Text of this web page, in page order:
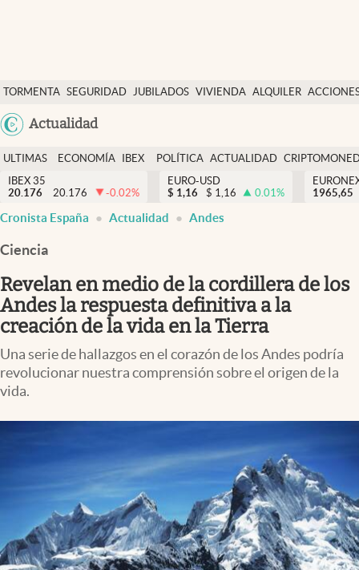
TORMENTA SEGURIDAD JUBILADOS VIVIENDA ALQUILER
USA
Actualidad
Economía y finanzas
Política
Actualidad
Criptomonedas
España
ULTIMAS
NOTICIAS
ECONOMÍA
FINANZAS
IBEX
EURO
POLÍTICA ACTUALIDAD
IBEX 35
20.176
20.176 -0.02%
EURO-USD
$ 1,16 $ 1,16 0.01%
1965,65
Cronista España Actualidad Andes
Ciencia
Revelan en medio de la cordillera de los
Andes la respuesta definitiva a la
creación de la vida en la Tierra
Una serie de hallazgos en el corazón de los Andes podría
revolucionar nuestra comprensión sobre el origen de la
vida.